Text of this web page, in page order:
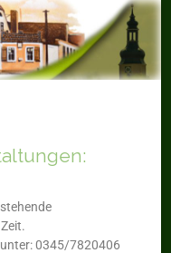
0345/7820406